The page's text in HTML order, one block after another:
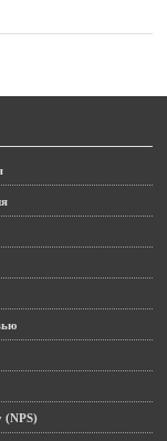
(NPS)